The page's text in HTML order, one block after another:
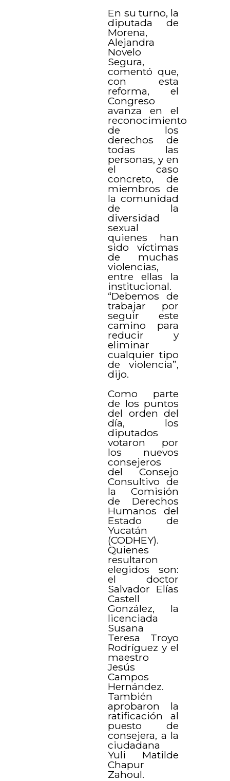
En su turno, la
diputada de
Morena,
Alejandra
Novelo
Segura,
comentó que,
con esta
reforma, el
Congreso
avanza en el
reconocimiento
de los
derechos de
todas las
personas, y en
el caso
concreto, de
miembros de
la comunidad
de la
diversidad
sexual
quienes han
sido víctimas
de muchas
violencias,
entre ellas la
institucional.
“Debemos de
trabajar por
seguir este
camino para
reducir y
eliminar
cualquier tipo
de violencia”,
dijo.
Como parte
de los puntos
del orden del
día, los
diputados
votaron por
los nuevos
consejeros
del Consejo
Consultivo de
la Comisión
de Derechos
Humanos del
Estado de
Yucatán
(CODHEY).
Quienes
resultaron
elegidos son:
el doctor
Salvador Elías
Castell
González, la
licenciada
Susana
Teresa Troyo
Rodríguez y el
maestro
Jesús
Campos
Hernández.
También
aprobaron la
ratificación al
puesto de
consejera, a la
ciudadana
Yuli Matilde
Chapur
Zahoul.